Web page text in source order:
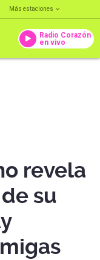
Más estaciones
Radio Corazón
en vivo
revela
su